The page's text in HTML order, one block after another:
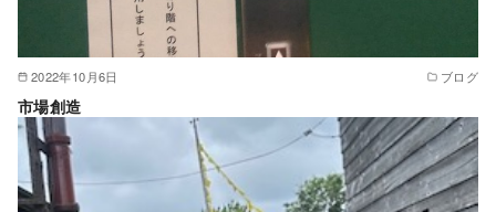
2022年10月6日 ブログ
市場創造